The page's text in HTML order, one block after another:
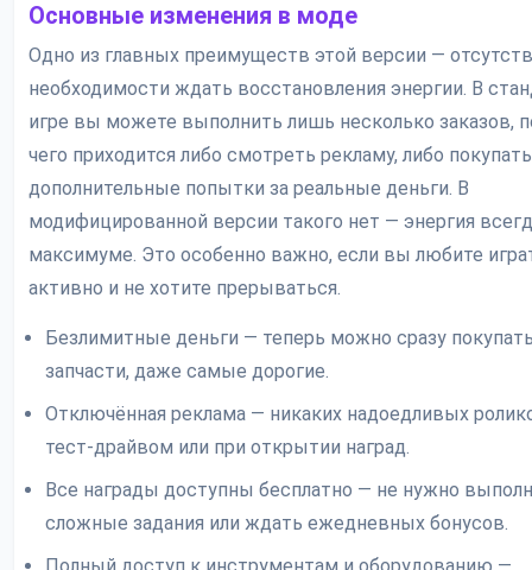
Основные изменения в моде
Одно из главных преимуществ этой версии —
необходимости ждать восстановления энергии. В
игре вы можете выполнить лишь несколько заказов,
чего приходится либо смотреть рекламу, либо покупать
дополнительные попытки за реальные деньги. В
модифицированной версии такого нет — энергия
максимуме. Это особенно важно, если вы любите
активно и не хотите прерываться.
Безлимитные деньги — теперь можно сразу
запчасти, даже самые дорогие.
Отключённая реклама — никаких надоедливых
тест-драйвом или при открытии наград.
Все награды доступны бесплатно — не нужно
сложные задания или ждать ежедневных бонусов.